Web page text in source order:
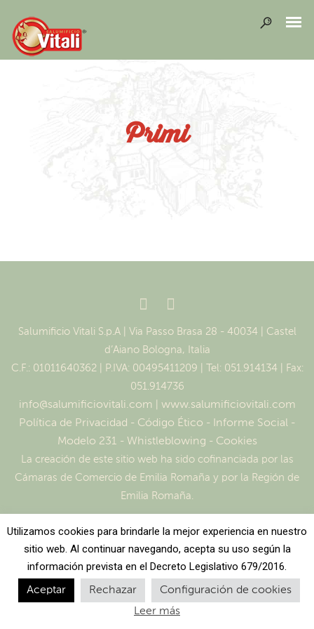
Primi
Salumificio Vitali S.p.A | Via Passo Brasa 28 - 40034 | Castel
d’Aiano Bologna, Italia
C.F.: 01011640362 | P.IVA: 00495411209 | Tel: 051.914134 | Fax:
051.914736
info@salumificiovitali.com
www.salumificiovitali.com
Política de Privacidad - Código Ético - Informe Social -
Modelo 231 - Whistleblowing - Cookies
La creación de este sitio web ha sido cofinanciada por las
Cámaras de Comercio de Emilia Romaña y por la Región de
Emilia Romaña.
Utilizamos cookies para brindarle la mejor experiencia en nuestro
sitio web. Al continuar navegando, acepta su uso según la
información prevista en el Decreto Legislativo 679/2016.
Aceptar Rechazar
Configuración de cookies
Leer más